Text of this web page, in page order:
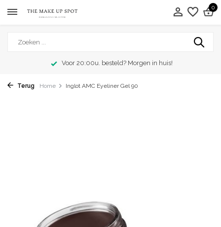
0
Voor 20:00u. besteld? Morgen in huis!
Terug Home Inglot AMC Eyeliner Gel 90